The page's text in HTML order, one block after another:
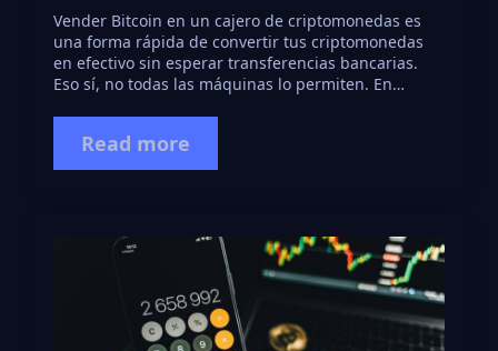
Vender Bitcoin en un cajero de criptomonedas es
una forma rápida de convertir tus criptomonedas
en efectivo sin esperar transferencias bancarias.
Eso sí, no todas las máquinas lo permiten. En…
Read more